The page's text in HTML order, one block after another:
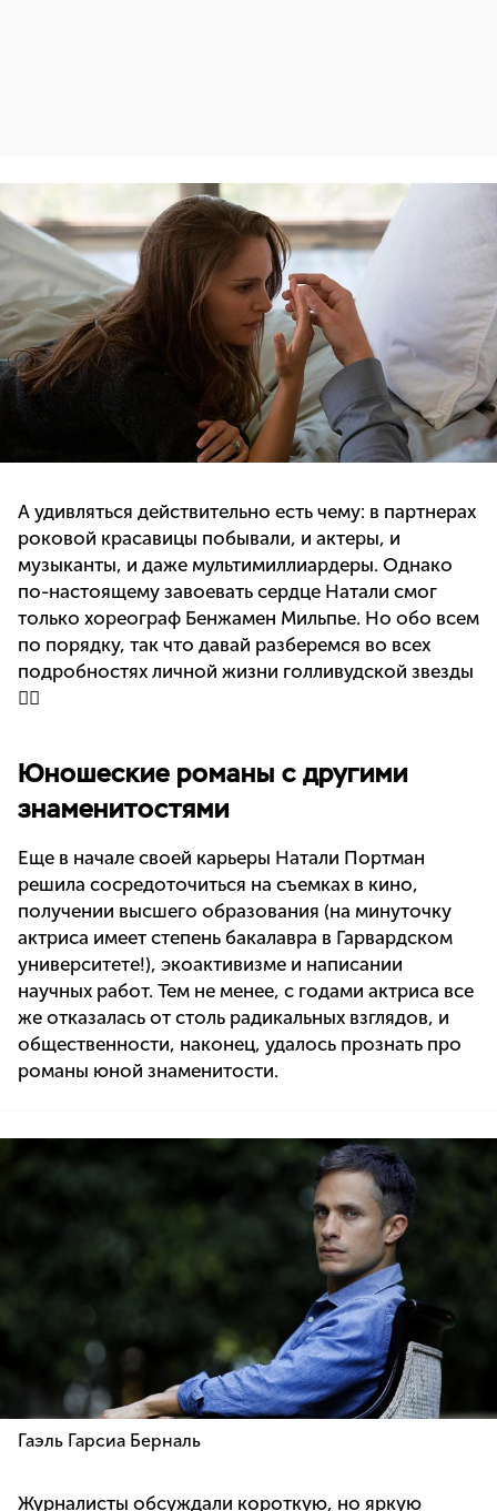
А удивляться действительно есть чему: в партнерах
роковой красавицы побывали, и актеры, и
музыканты, и даже мультимиллиардеры. Однако
по-настоящему завоевать сердце Натали смог
только хореограф Бенжамен Мильпье. Но обо всем
по порядку, так что давай разберемся во всех
подробностях личной жизни голливудской звезды
👇🏻
Юношеские романы с другими
знаменитостями
Еще в начале своей карьеры Натали Портман
решила сосредоточиться на съемках в кино,
получении высшего образования (на минуточку
актриса имеет степень бакалавра в Гарвардском
университете!), экоактивизме и написании
научных работ. Тем не менее, с годами актриса все
же отказалась от столь радикальных взглядов, и
общественности, наконец, удалось прознать про
романы юной знаменитости.
Гаэль Гарсиа Берналь
Журналисты обсуждали короткую, но яркую